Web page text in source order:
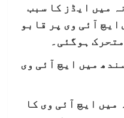
میں ایڈز کا سبب
آئی وی پر قابو
ہوگئی۔
میں ایچ آئی وی
میں ایچ آئی وی کا